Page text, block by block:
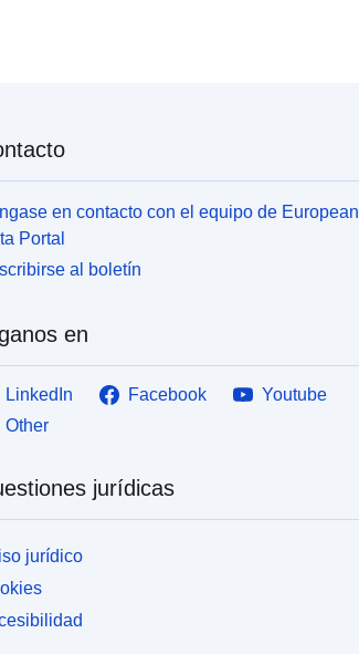
en contacto con el equipo de European
Portal
al boletín
en
LinkedIn Facebook
Youtube
Other
jurídicas
jurídico